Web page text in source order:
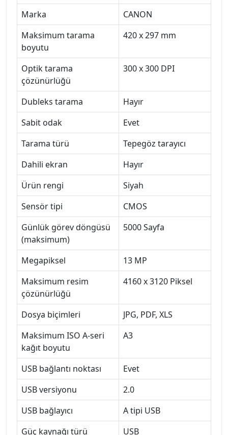
Marka
CANON
Maksimum tarama
boyutu
420 x 297 mm
Optik tarama
çözünürlüğü
300 x 300 DPI
Dubleks tarama
Hayır
Sabit odak
Evet
Tarama türü
Tepegöz tarayıcı
Dahili ekran
Hayır
Ürün rengi
Siyah
Sensör tipi
CMOS
Günlük görev döngüsü
(maksimum)
5000 Sayfa
Megapiksel
13 MP
Maksimum resim
çözünürlüğü
4160 x 3120 Piksel
Dosya biçimleri
JPG, PDF, XLS
Maksimum ISO A-seri
kağıt boyutu
A3
USB bağlantı noktası
Evet
USB versiyonu
2.0
USB bağlayıcı
A tipi USB
Güç kaynağı türü
USB